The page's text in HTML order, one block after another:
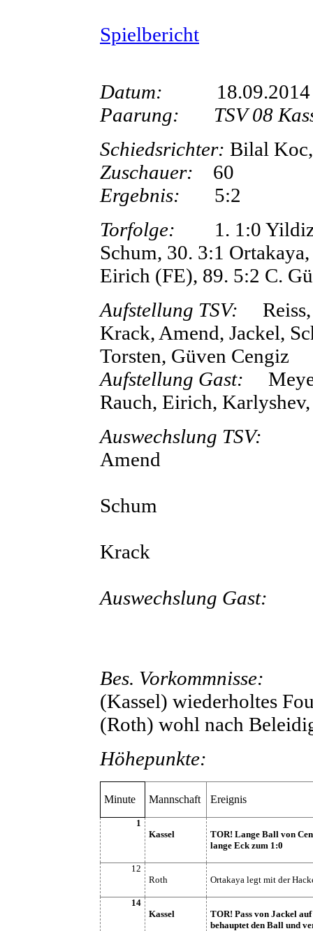
Spielbericht
Datum: 18.09.2014
Paarung:
TSV 08
Schiedsrichter: Bilal
Zuschauer: 60
Ergebnis:
Torfolge: 1. 1:0 Yildiz,
Schum, 30. 3:1
Eirich (FE), 89. 5:2 C.
Aufstellung TSV:
Krack, Amend, Jackel,
Torsten, Güven Cengiz
Aufstellung Gast:
Rauch, Eirich,
Auswechslung TSV:
Amend
Schum
Krack
Auswechslung Gast:
Bes. Vorkommnisse:
(Kassel) wiederholtes
(Roth) wohl nach
Höhepunkte:
Minute Mannschaft Ereignis
1
Kassel
TOR! Lange Ball von
lange Eck zum 1:0
12
Roth
Ortakaya legt mit der
14
Kassel
TOR! Pass von Jackel
behauptet den Ball und